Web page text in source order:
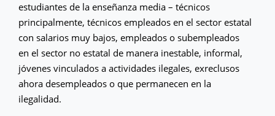
estudiantes de la enseñanza media – técnicos
principalmente, técnicos empleados en el sector estatal
con salarios muy bajos, empleados o subempleados
en el sector no estatal de manera inestable, informal,
jóvenes vinculados a actividades ilegales, exreclusos
ahora desempleados o que permanecen en la
ilegalidad.